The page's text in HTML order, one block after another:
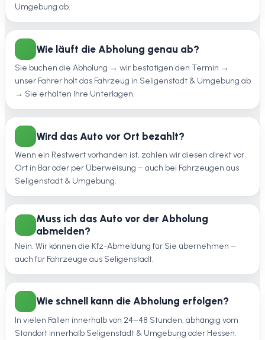
Umgebung ab.
Wie läuft die Abholung genau ab?
Sie buchen die Abholung → wir bestätigen den Termin →
unser Fahrer holt das Fahrzeug in Seligenstadt & Umgebung ab
→ Sie erhalten Ihre Unterlagen.
Wird das Auto vor Ort bezahlt?
Wenn ein Restwert vorhanden ist, zahlen wir diesen direkt vor
Ort in Bar oder per Überweisung – auch bei Fahrzeugen aus
Seligenstadt & Umgebung.
Muss ich das Auto vor der Abholung
abmelden?
Nein. Wir können die Kfz-Abmeldung für Sie übernehmen –
auch für Fahrzeuge aus Seligenstadt.
Wie schnell kann die Abholung erfolgen?
In vielen Fällen innerhalb von 24–48 Stunden, abhängig vom
Standort innerhalb Seligenstadt & Umgebung oder Hessen.